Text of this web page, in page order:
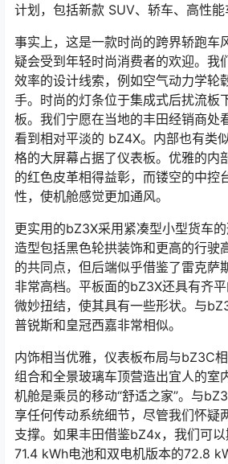
计划，包括新款 SUV、轿车、高性能
事实上，这是一款时尚的跨界轿跑车
疑会受到年轻时尚消费者的欢迎。我
效率的设计线索，例如空气动力学轮
手。时尚的灯条位于集成式后扰流板
板。我们宁愿在当地的丰田经销商处
看到相对平淡的 bZ4X。内部也有类
格的大屏幕占据了仪表板。优雅的内
的红色皮革相得益彰，而镂空的中控
性，使机舱感觉更加通风。
更实用的bZ3X采用紧凑型小型货车
造型包括黑色轮拱装饰和更高的行驶
的共同点，但后端似乎借鉴了雷克萨
非常高档。平板面的bZ3X还具有齐
微妙扭结，使其具有一些形状。与
普锐斯和皇冠西嘉非常相似。
内饰相当优雅，仪表板布局与bZ3C
组合和全景玻璃车顶营造出宜人的室
机舱是乘员的移动“舒适之家”。与
享任何传动系统细节，尽管我们怀疑
支撑。如果丰田借鉴bZ4x，我们可
71.4 kWh电池和双电机版本的72.8